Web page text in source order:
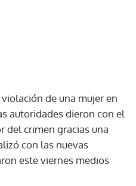
de una mujer en
autoridades dieron con el
del crimen gracias una
con las nuevas
este viernes medios